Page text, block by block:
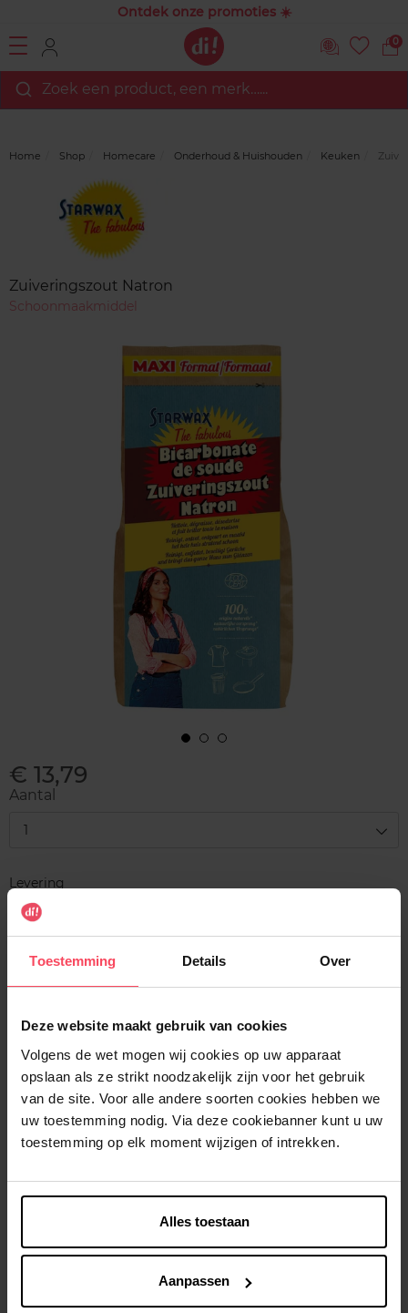
Toestemming Details Over
Deze website maakt gebruik van cookies
Volgens de wet mogen wij cookies op uw apparaat
opslaan als ze strikt noodzakelijk zijn voor het gebruik
van de site. Voor alle andere soorten cookies hebben we
uw toestemming nodig. Via deze cookiebanner kunt u uw
toestemming op elk moment wijzigen of intrekken.
Alles toestaan
Aanpassen
Ontdek onze promoties ☀️
0
Zoek een product, een merk…...
Home Shop Homecare Onderhoud & Huishouden Keuken
Zuiveringszout Natron
Schoonmaakmiddel
€ 13,79
Aantal
1
Levering
Voorradig
In winkelmandje
Gratis levering bij aankoop van min. 35€.
Gratis retour in je winkelpunt
Verzending binnen 24u